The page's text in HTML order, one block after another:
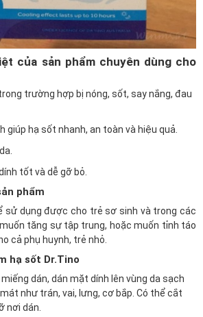
của sản phẩm chuyên dùng cho
trường hợp bị nóng, sốt, say nắng, đau
giúp hạ sốt nhanh, an toàn và hiệu quả.
tốt và dễ gỡ bỏ.
phẩm
sử dụng được cho trẻ sơ sinh và trong các
tăng sự tập trung, hoặc muốn tỉnh táo
cả phụ huynh, trẻ nhỏ.
hạ sốt Dr.Tino
dán, dán mặt dính lên vùng da sạch
như trán, vai, lưng, cơ bắp. Có thể cắt
nơi dán.